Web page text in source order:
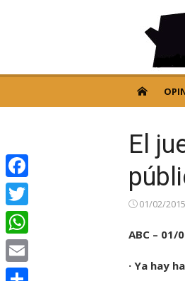
El
01/02/2015
ABC – 01/
· Ya hay
Facebook
Twitter
WhatsApp
Email